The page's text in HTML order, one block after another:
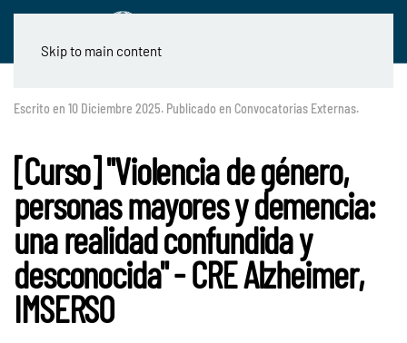
Skip to main content
Escrito en 10 Diciembre 2025. Publicado en Convocatorias Externas.
[Curso] "Violencia de género,
personas mayores y demencia:
una realidad confundida y
desconocida" - CRE Alzheimer,
IMSERSO